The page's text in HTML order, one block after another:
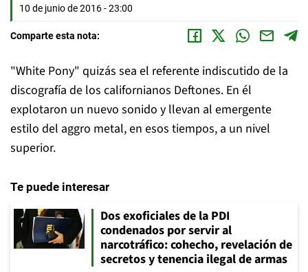
10 de junio de 2016 - 23:00
Comparte esta nota:
"White Pony" quizás sea el referente indiscutido de la
discografía de los californianos Deftones. En él
explotaron un nuevo sonido y llevan al emergente
estilo del aggro metal, en esos tiempos, a un nivel
superior.
Te puede interesar
Dos exoficiales de la PDI
condenados por servir al
narcotráfico: cohecho, revelación de
secretos y tenencia ilegal de armas